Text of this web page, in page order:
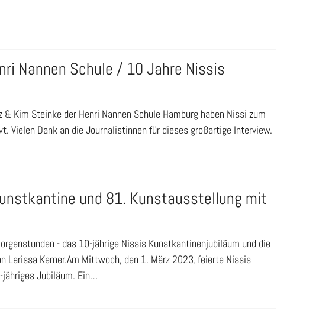
Nannen Schule / 10 Jahre Nissis
Kim Steinke der Henri Nannen Schule Hamburg haben Nissi zum
Vielen Dank an die Journalistinnen für dieses großartige Interview.
und 81. Kunstausstellung mit
- das 10-jährige Nissis Kunstkantinenjubiläum und die
Larissa Kerner.Am Mittwoch, den 1. März 2023, feierte Nissis
jähriges Jubiläum. Ein…